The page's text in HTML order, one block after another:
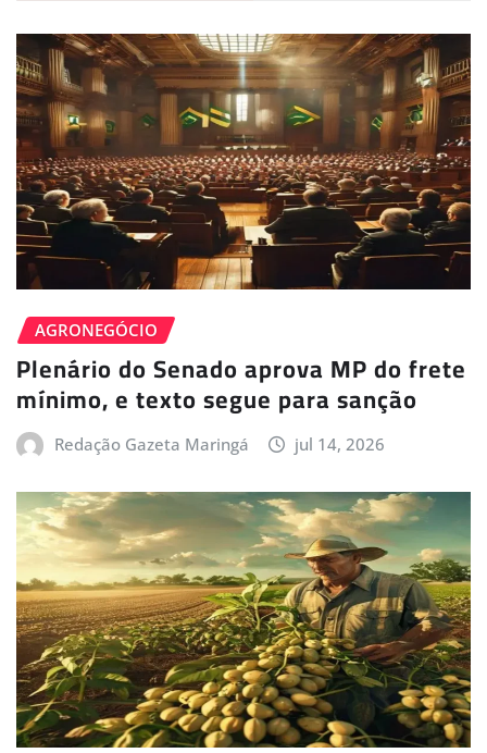
AGRONEGÓCIO
Plenário do Senado aprova MP do frete
mínimo, e texto segue para sanção
Redação Gazeta Maringá jul 14, 2026